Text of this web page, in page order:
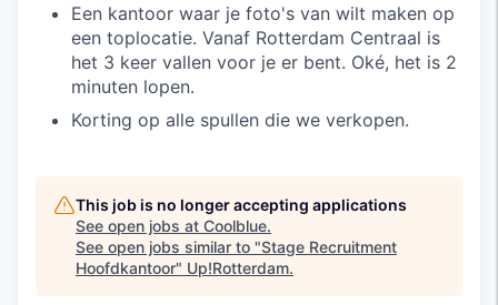
Een kantoor waar je foto's van wilt maken op
een toplocatie. Vanaf Rotterdam Centraal is
het 3 keer vallen voor je er bent. Oké, het is 2
minuten lopen.
Korting op alle spullen die we verkopen.
This job is no longer accepting applications
See open jobs at Coolblue.
See open jobs similar to "Stage Recruitment
Hoofdkantoor" Up!Rotterdam.